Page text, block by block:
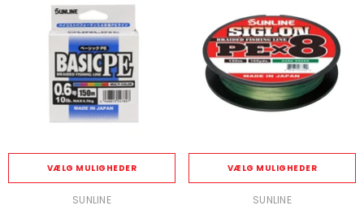
VÆLG MULIGHEDER
SUNLINE
VÆLG MULIGHEDER
SUNLINE